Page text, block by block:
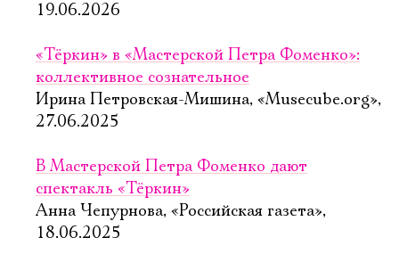
19.06.2026
«Тёркин» в «Мастерской Петра Фоменко»:
коллективное сознательное
Ирина Петровская-Мишина, «Musecube.org»,
27.06.2025
В Мастерской Петра Фоменко дают
спектакль «Тёркин»
Анна Чепурнова, «Российская газета»,
18.06.2025